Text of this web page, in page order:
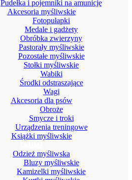
Pudełka i pojemniki na amunicję
Akcesoria myśliwskie
Fotopułapki
Medale i gadżety
Obróbka zwierzyny
Pastorały myśliwskie
Pozostałe myśliwskie
Stołki myśliwskie
Wabiki
Środki odstraszające
Wagi
Akcesoria dla psów
Obroże
Smycze i troki
Urządzenia treningowe
Książki myśliwskie
Odzież myśliwska
Bluzy myśliwskie
Kamizelki myśliwskie